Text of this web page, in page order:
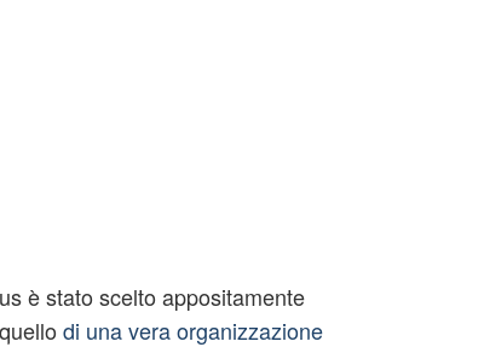
è stato scelto appositamente
di una vera organizzazione